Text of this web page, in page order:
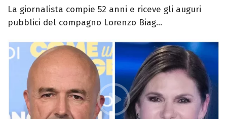
La giornalista compie 52 anni e riceve gli auguri
pubblici del compagno Lorenzo Biag...